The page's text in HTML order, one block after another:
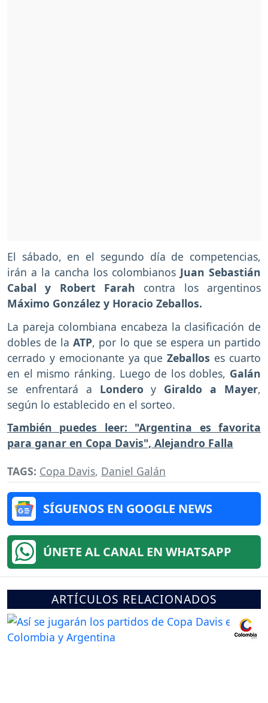
El sábado, en el segundo día de competencias,
irán a la cancha los colombianos Juan Sebastián
Cabal y Robert Farah contra los argentinos
Máximo González y Horacio Zeballos.
La pareja colombiana encabeza la clasificación de
dobles de laATP, por lo que se espera un partido
cerrado y emocionante ya que Zeballos es cuarto
en el mismo ránking. Luego de los dobles, Galán
se enfrentará a Londeroy Giraldo a Mayer,
según lo establecido en el sorteo.
También puedes leer: "Argentina es favorita
para ganar en Copa Davis", Alejandro Falla
TAGS: Copa Davis, Daniel Galán
SÍGUENOS EN GOOGLE NEWS
ÚNETE AL CANAL EN WHATSAPP
ARTÍCULOS RELACIONADOS